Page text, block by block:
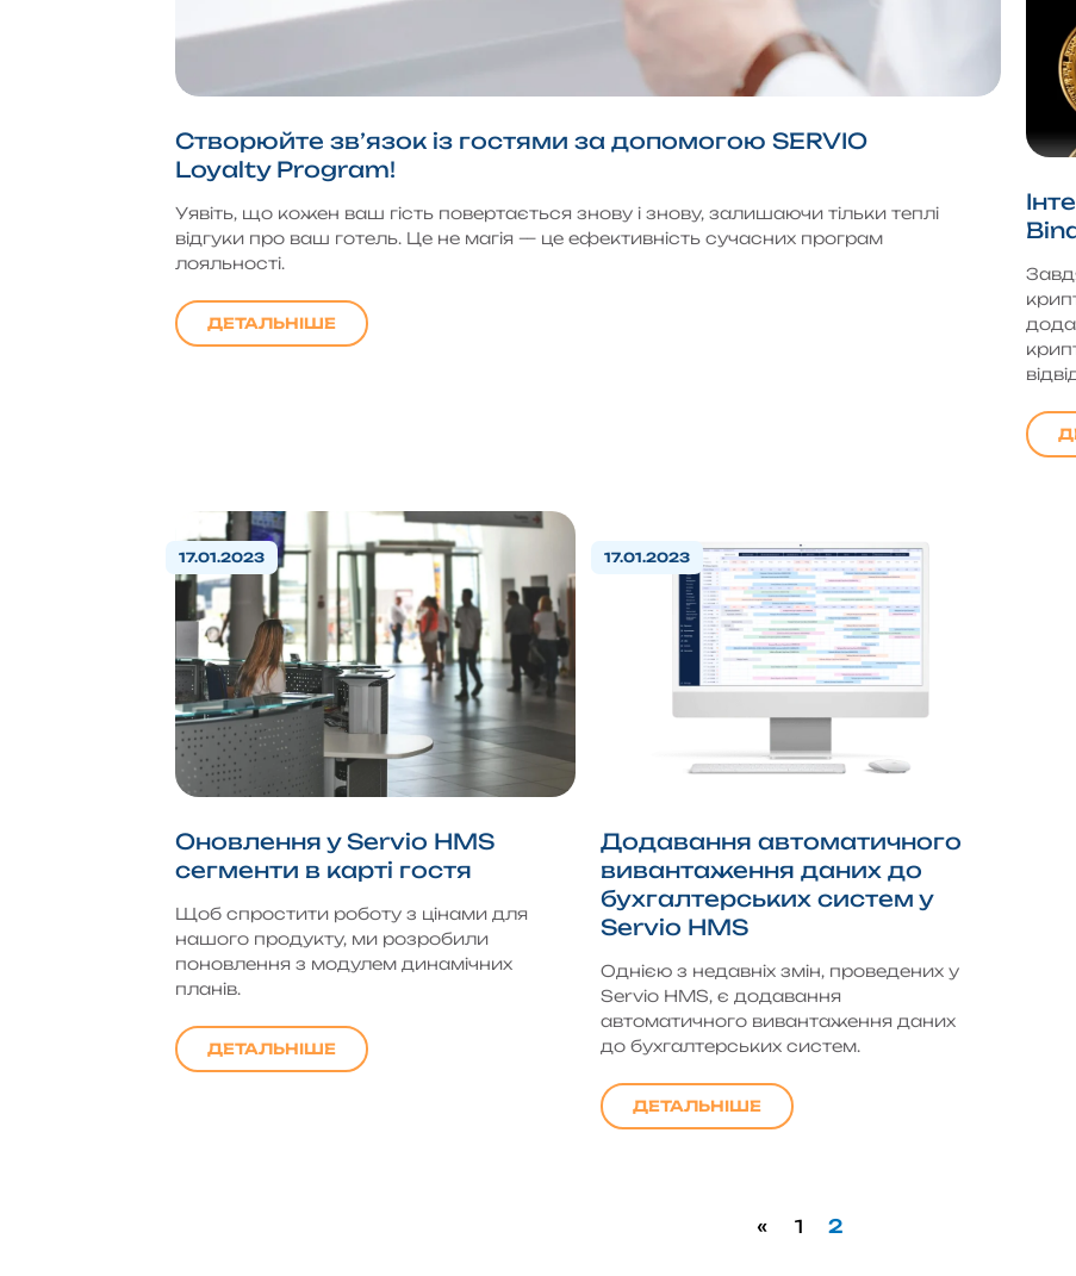
Створюйте зв’язок із гостями за допомогою SERVIO
Loyalty Program!
Уявіть, що кожен ваш гість повертається знову і знову, залишаючи тільки теплі
відгуки про ваш готель. Це не магія — це ефективність сучасних програм
лояльності.
ДЕТАЛЬНІШЕ
17.01.2023
Оновлення у Servio HMS
сегменти в карті гостя
Щоб спростити роботу з цінами для
нашого продукту, ми розробили
поновлення з модулем динамічних
планів.
ДЕТАЛЬНІШЕ
17.01.2023
Додавання автоматичного
вивантаження даних до
бухгалтерських систем у
Servio HMS
Однією з недавніх змін, проведених у
Servio HMS, є додавання
автоматичного вивантаження даних
до бухгалтерських систем.
ДЕТАЛЬНІШЕ
« 1 2